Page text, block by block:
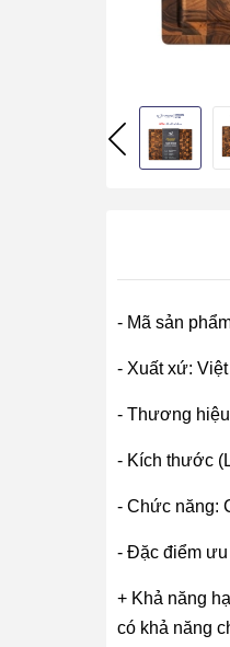
- Mã sản
- Xuất xứ:
- Thương
- Kích thước
- Chức năng:
- Đặc điểm ưu
+ Khả năng
có khả năng